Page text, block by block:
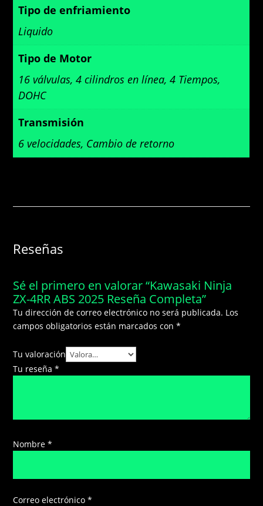
Tipo de enfriamiento
Liquido
Tipo de Motor
16 válvulas, 4 cilindros en línea, 4 Tiempos,
DOHC
Transmisión
6 velocidades, Cambio de retorno
Reseñas
Sé el primero en valorar “Kawasaki Ninja
ZX-4RR ABS 2025 Reseña Completa”
Tu dirección de correo electrónico no será publicada. Los
campos obligatorios están marcados con*
Tu valoración
Tu reseña*
Nombre*
Correo electrónico*